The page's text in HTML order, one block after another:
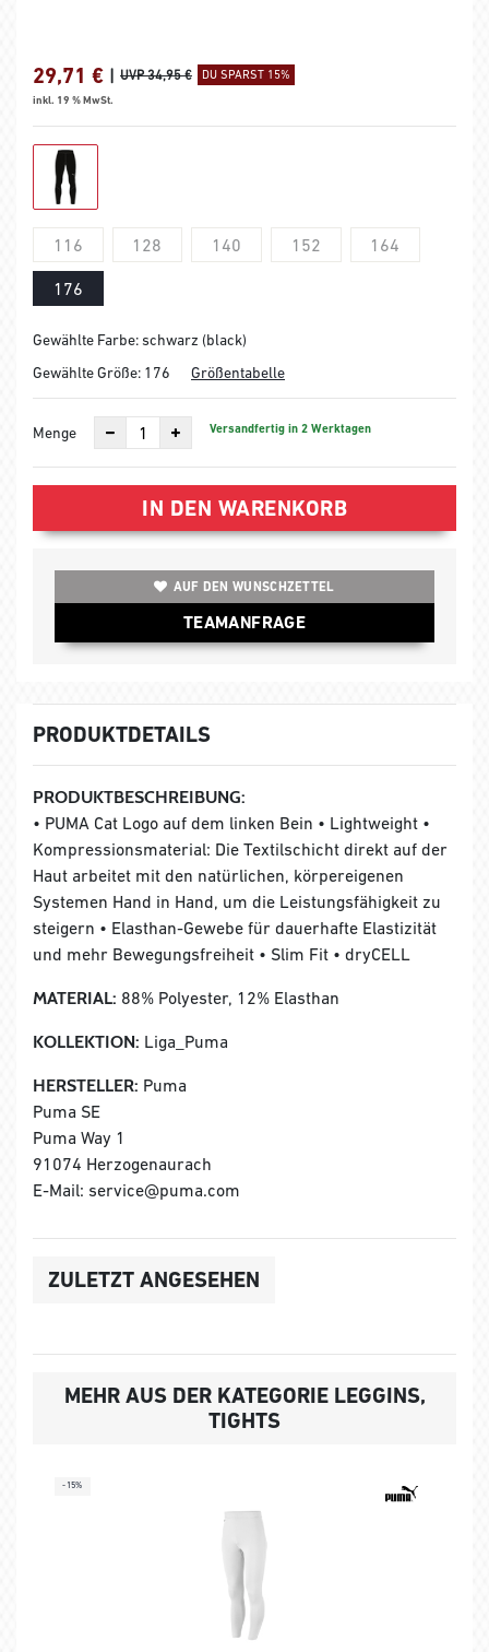
29,71 € | UVP 34,95 € DU SPARST 15%
inkl. 19 % MwSt.
116 128 140 152 164
176
Gewählte Farbe: schwarz (black)
Gewählte Größe: 176 Größentabelle
Menge Versandfertig in 2 Werktagen
IN DEN WARENKORB
AUF DEN WUNSCHZETTEL
TEAMANFRAGE
PRODUKTDETAILS
PRODUKTBESCHREIBUNG:
• PUMA Cat Logo auf dem linken Bein • Lightweight •
Kompressionsmaterial: Die Textilschicht direkt auf der
Haut arbeitet mit den natürlichen, körpereigenen
Systemen Hand in Hand, um die Leistungsfähigkeit zu
steigern • Elasthan-Gewebe für dauerhafte Elastizität
und mehr Bewegungsfreiheit • Slim Fit • dryCELL
MATERIAL: 88% Polyester, 12% Elasthan
KOLLEKTION: Liga_Puma
HERSTELLER: Puma
Puma SE
Puma Way 1
91074 Herzogenaurach
E-Mail: service@puma.com
ZULETZT ANGESEHEN
MEHR AUS DER KATEGORIE LEGGINS,
TIGHTS
-15%